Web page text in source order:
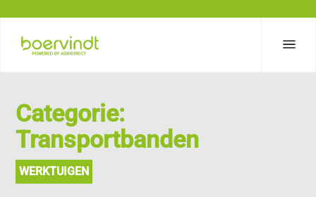
Categorie:
Transportbanden
WERKTUIGEN